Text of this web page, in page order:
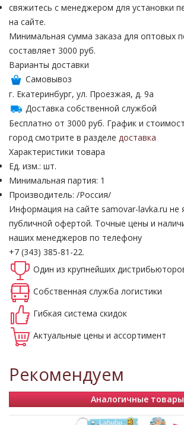
свяжитесь с менеджером для установки
на сайте.
Минимальная сумма заказа для оптовых
составляет 3000 руб.
Варианты доставки
Самовывоз
г. Екатеринбург, ул. Проезжая, д. 9а
Доставка собственной службой
Бесплатно от 3000 руб. График и
город смотрите в разделе доставка
Характеристики товара
Ед. изм.: шт.
Минимальная партия: 1
Производитель: /Россия/
Информация на сайте samovar-lavka.ru не
публичной офертой. Точные цены и
наших менеджеров по телефону
+7 (343) 385-81-22.
Один из крупнейших
Собственная служба логистики
Гибкая система скидок
Актуальные цены и ассортимент
Рекомендуем
Аналогичные товары